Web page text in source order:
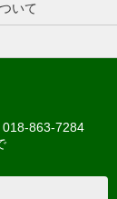
いて
863-7284